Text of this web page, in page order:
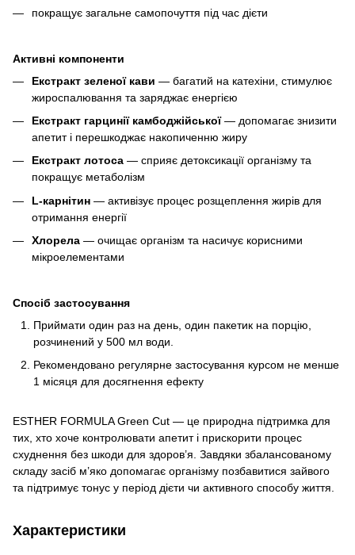
покращує загальне самопочуття під час дієти
Активні компоненти
Екстракт зеленої кави — багатий на катехіни, стимулює
жироспалювання та заряджає енергією
Екстракт гарцинії камбоджійської— допомагає знизити
апетит і перешкоджає накопиченню жиру
Екстракт лотоса — сприяє детоксикації організму та
покращує метаболізм
L-карнітин — активізує процес розщеплення жирів для
отримання енергії
Хлорела — очищає організм та насичує корисними
мікроелементами
Спосіб застосування
Приймати один раз на день, один пакетик на порцію,
розчинений у 500 мл води.
Рекомендовано регулярне застосування курсом не менше
1 місяця для досягнення ефекту
ESTHER FORMULA Green Cut — це природна підтримка для
тих, хто хоче контролювати апетит і прискорити процес
схуднення без шкоди для здоров’я. Завдяки збалансованому
складу засіб м’яко допомагає організму позбавитися зайвого
та підтримує тонус у період дієти чи активного способу життя.
Характеристики